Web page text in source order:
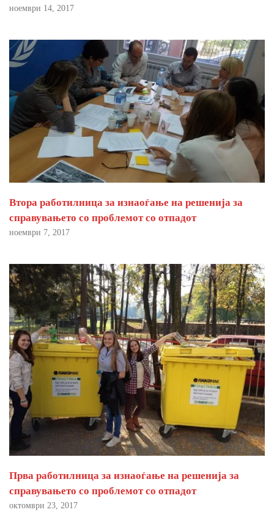
ноември 14, 2017
Втора работилница за изнаоѓање на решенија за
справувањето со проблемот со отпадот
ноември 7, 2017
Прва работилница за изнаоѓање на решенија за
справувањето со проблемот со отпадот
октомври 23, 2017